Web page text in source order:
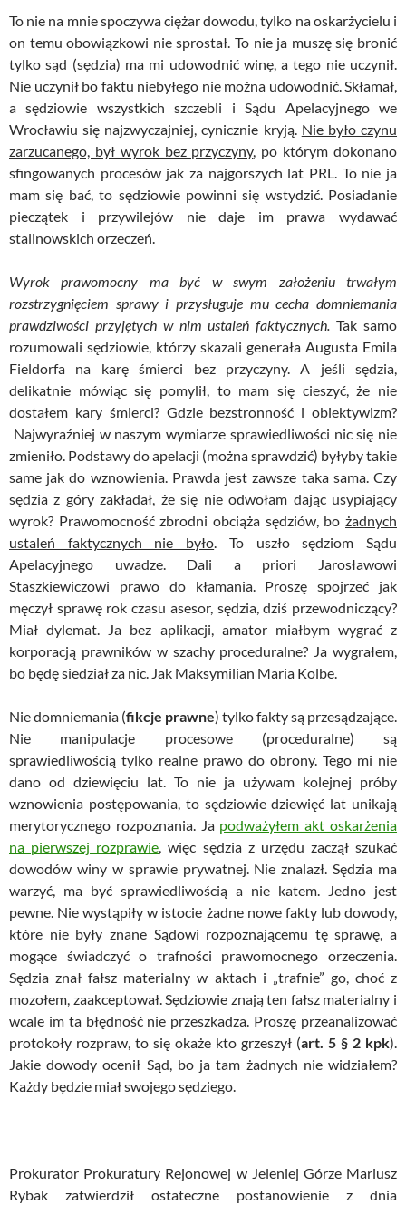
To nie na mnie spoczywa ciężar dowodu, tylko na oskarżycielu i
on temu obowiązkowi nie sprostał. To nie ja muszę się bronić
tylko sąd (sędzia) ma mi udowodnić winę, a tego nie uczynił.
Nie uczynił bo faktu niebyłego nie można udowodnić. Skłamał,
a sędziowie wszystkich szczebli i Sądu Apelacyjnego we
Wrocławiu się najzwyczajniej, cynicznie kryją. Nie było czynu
zarzucanego, był wyrok bez przyczyny, po którym dokonano
sfingowanych procesów jak za najgorszych lat PRL. To nie ja
mam się bać, to sędziowie powinni się wstydzić. Posiadanie
pieczątek i przywilejów nie daje im prawa wydawać
stalinowskich orzeczeń.
Wyrok prawomocny ma być w swym założeniu trwałym
rozstrzygnięciem sprawy i przysługuje mu cecha domniemania
prawdziwości przyjętych w nim ustaleń faktycznych. Tak samo
rozumowali sędziowie, którzy skazali generała Augusta Emila
Fieldorfa na karę śmierci bez przyczyny. A jeśli sędzia,
delikatnie mówiąc się pomylił, to mam się cieszyć, że nie
dostałem kary śmierci? Gdzie bezstronność i obiektywizm?
Najwyraźniej w naszym wymiarze sprawiedliwości nic się nie
zmieniło. Podstawy do apelacji (można sprawdzić) byłyby takie
same jak do wznowienia. Prawda jest zawsze taka sama. Czy
sędzia z góry zakładał, że się nie odwołam dając usypiający
wyrok? Prawomocność zbrodni obciąża sędziów, bo żadnych
ustaleń faktycznych nie było. To uszło sędziom Sądu
Apelacyjnego uwadze. Dali a priori Jarosławowi
Staszkiewiczowi prawo do kłamania. Proszę spojrzeć jak
męczył sprawę rok czasu asesor, sędzia, dziś przewodniczący?
Miał dylemat. Ja bez aplikacji, amator miałbym wygrać z
korporacją prawników w szachy proceduralne? Ja wygrałem,
bo będę siedział za nic. Jak Maksymilian Maria Kolbe.
Nie domniemania (fikcje prawne) tylko fakty są przesądzające.
Nie manipulacje procesowe (proceduralne) są
sprawiedliwością tylko realne prawo do obrony. Tego mi nie
dano od dziewięciu lat. To nie ja używam kolejnej próby
wznowienia postępowania, to sędziowie dziewięć lat unikają
merytorycznego rozpoznania. Ja podważyłem akt oskarżenia
na pierwszej rozprawie, więc sędzia z urzędu zaczął szukać
dowodów winy w sprawie prywatnej. Nie znalazł. Sędzia ma
warzyć, ma być sprawiedliwością a nie katem. Jedno jest
pewne. Nie wystąpiły w istocie żadne nowe fakty lub dowody,
które nie były znane Sądowi rozpoznającemu tę sprawę, a
mogące świadczyć o trafności prawomocnego orzeczenia.
Sędzia znał fałsz materialny w aktach i „trafnie” go, choć z
mozołem, zaakceptował. Sędziowie znają ten fałsz materialny i
wcale im ta błędność nie przeszkadza. Proszę przeanalizować
protokoły rozpraw, to się okaże kto grzeszył (art. 5 § 2 kpk).
Jakie dowody ocenił Sąd, bo ja tam żadnych nie widziałem?
Każdy będzie miał swojego sędziego.
Prokurator Prokuratury Rejonowej w Jeleniej Górze Mariusz
Rybak zatwierdził ostateczne postanowienie z dnia